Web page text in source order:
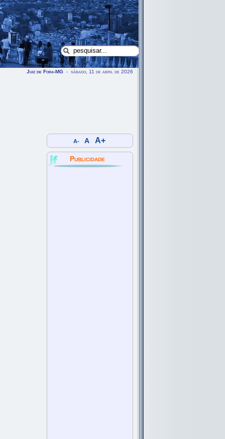
Juiz de Fora-MG - sábado, 11 de abril de 2026
A- A A+
Publicidade